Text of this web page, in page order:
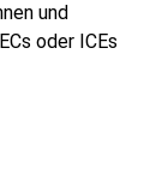
und
oder ICEs